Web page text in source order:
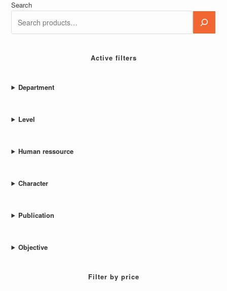
Search
Active filters
Department
Level
Human ressource
Character
Publication
Objective
Filter by price